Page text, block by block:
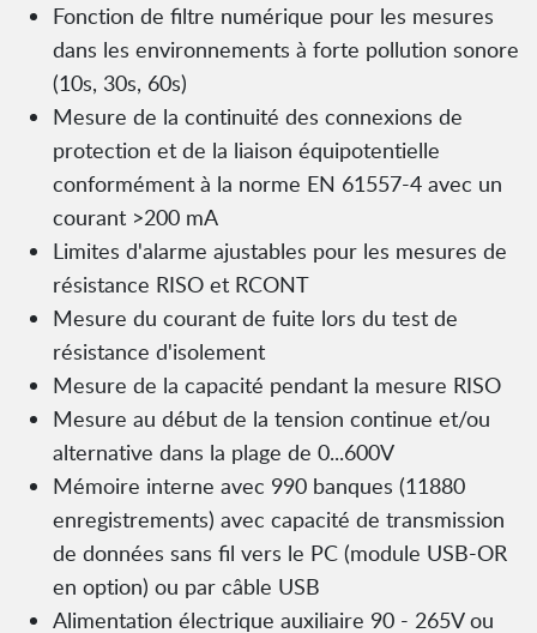
Fonction de filtre numérique pour les mesures
dans les environnements à forte pollution sonore
(10s, 30s, 60s)
Mesure de la continuité des connexions de
protection et de la liaison équipotentielle
conformément à la norme EN 61557-4 avec un
courant >200 mA
Limites d'alarme ajustables pour les mesures de
résistance RISO et RCONT
Mesure du courant de fuite lors du test de
résistance d'isolement
Mesure de la capacité pendant la mesure RISO
Mesure au début de la tension continue et/ou
alternative dans la plage de 0...600V
Mémoire interne avec 990 banques (11880
enregistrements) avec capacité de transmission
de données sans fil vers le PC (module USB-OR
en option) ou par câble USB
Alimentation électrique auxiliaire 90 - 265V ou